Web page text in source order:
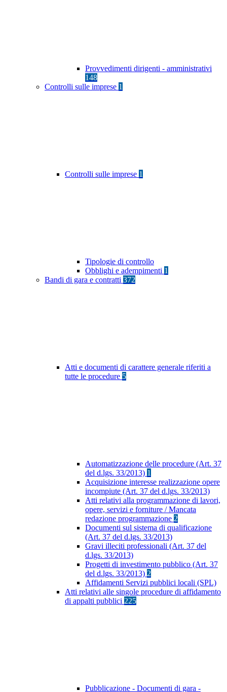
Provvedimenti dirigenti - amministrativi
148
Controlli sulle imprese 1
Controlli sulle imprese 1
Tipologie di controllo
Obblighi e adempimenti 1
Bandi di gara e contratti 372
Atti e documenti di carattere generale riferiti a
tutte le procedure 5
Automatizzazione delle procedure (Art. 37
del d.lgs. 33/2013) 1
Acquisizione interesse realizzazione opere
incompiute (Art. 37 del d.lgs. 33/2013)
Atti relativi alla programmazione di lavori,
opere, servizi e forniture / Mancata
redazione programmazione 2
Documenti sul sistema di qualificazione
(Art. 37 del d.lgs. 33/2013)
Gravi illeciti professionali (Art. 37 del
d.lgs. 33/2013)
Progetti di investimento pubblico (Art. 37
del d.lgs. 33/2013) 2
Affidamenti Servizi pubblici locali (SPL)
Atti relativi alle singole procedure di affidamento
di appalti pubblici 225
Pubblicazione - Documenti di gara -